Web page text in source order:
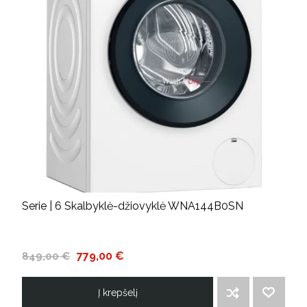
Serie | 6 Skalbyklė-džiovyklė WNA144B0SN
849,00 € 779,00 €
Į krepšelį